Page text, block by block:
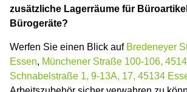
zusätzliche Lagerräume für
Bürogeräte?
Werfen Sie einen Blick auf Bredeneyer
Essen, Münchener Straße 100-106,
Schnabelstraße 1, 9-13A, 17, 45134